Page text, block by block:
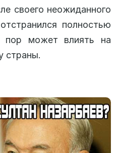
своего неожиданного
полностью
может влиять на
страны.